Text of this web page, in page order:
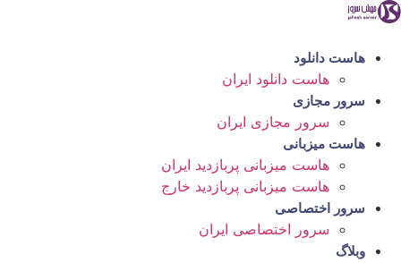
پرش
محتوا
هاست دانلود
هاست دانلود ایران
سرور مجازی
سرور مجازی ایران
هاست میزبانی
هاست میزبانی پربازدید ایران
هاست میزبانی پربازدید خارج
سرور اختصاصی
سرور اختصاصی ایران
وبلاگ